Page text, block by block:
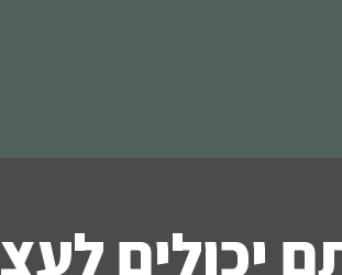
יכולים